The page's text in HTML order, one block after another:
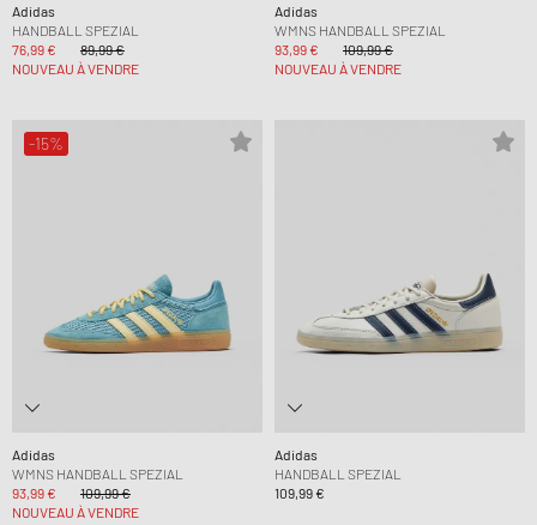
Adidas
HANDBALL SPEZIAL
76,99 €
89,99 €
NOUVEAU À VENDRE
Adidas
WMNS HANDBALL SPEZIAL
93,99 €
109,99 €
NOUVEAU À VENDRE
-15%
Adidas
WMNS HANDBALL SPEZIAL
93,99 €
109,99 €
NOUVEAU À VENDRE
Adidas
HANDBALL SPEZIAL
109,99 €